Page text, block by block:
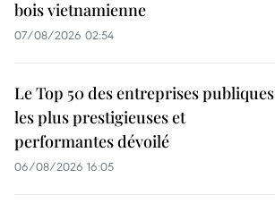
bois vietnamienne
07/08/2026 02:54
Le Top 50 des entreprises publiques
les plus prestigieuses et
performantes dévoilé
06/08/2026 16:05